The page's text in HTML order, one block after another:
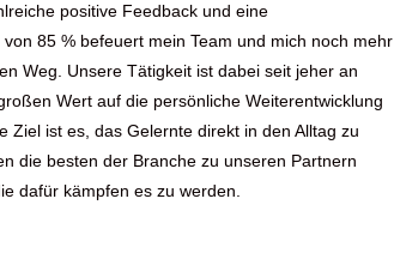
positive Feedback und eine
85 % befeuert mein Team und mich noch mehr
Weg. Unsere Tätigkeit ist dabei seit jeher an
Wert auf die persönliche Weiterentwicklung
Ziel ist es, das Gelernte direkt in den Alltag zu
die besten der Branche zu unseren Partnern
dafür kämpfen es zu werden.